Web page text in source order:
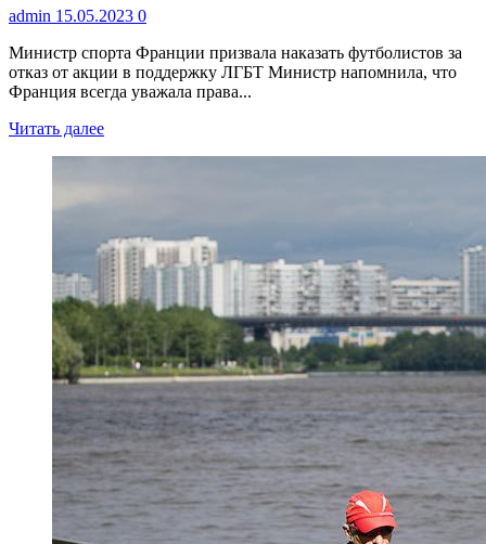
admin 15.05.2023 0
Министр спорта Франции призвала наказать футболистов за
отказ от акции в поддержку ЛГБТ Министр напомнила, что
Франция всегда уважала права...
Читать далее